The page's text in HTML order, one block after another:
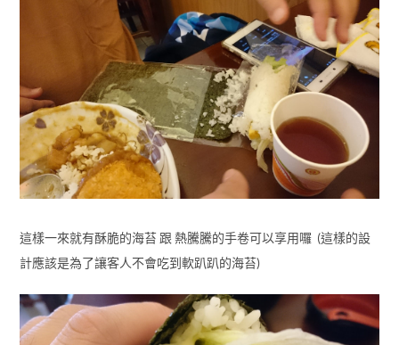
這樣一來就有酥脆的海苔 跟 熱騰騰的手卷可以享用囉 (這樣的設
計應該是為了讓客人不會吃到軟趴趴的海苔)